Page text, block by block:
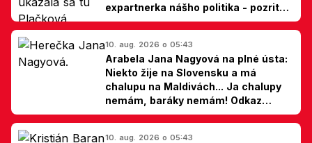
expartnerka nášho politika - pozrite
si TOP outfity z Lovestreamu
10. aug. 2026 o 05:43
Arabela Jana Nagyová na plné ústa:
Niekto žije na Slovensku a má
chalupu na Maldivách... Ja chalupy
nemám, baráky nemám! Odkaz
Slovákom
10. aug. 2026 o 05:43